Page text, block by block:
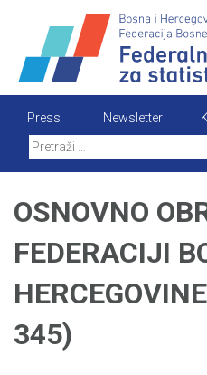
content
Press Newsletter
OSNOVNO
FEDERACIJI
345)